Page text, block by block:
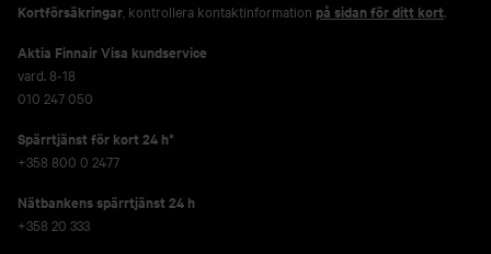
Kortförsäkringar , kontrollera kontaktinformation på sidan för ditt kort.
Aktia Finnair Visa kundservice
vard. 8-18
010 247 050
Spärrtjänst för kort 24 h*
+358 800 0 2477
Nätbankens spärrtjänst 24 h
+358 20 333